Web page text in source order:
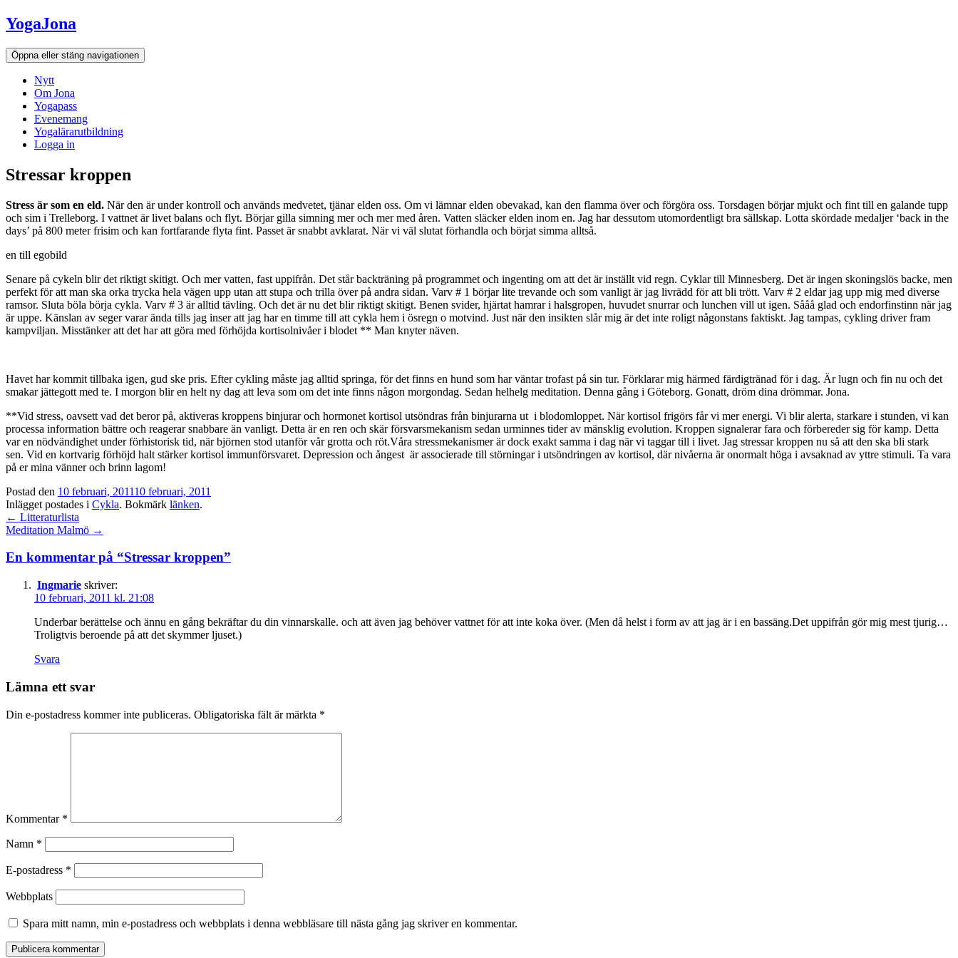
Hoppa
till
innehållet
YogaJona
Öppna eller stäng navigationen
Nytt
Om Jona
Yogapass
Evenemang
Yogalärarutbildning
Logga in
Stressar kroppen
Stress är som en eld. När den är under kontroll och används medvetet, tjänar elden oss. Om vi lämnar elden obevakad, kan den flamma över och förgöra oss. Torsdagen börjar mjukt och fint till en galande tupp
och sim i Trelleborg. I vattnet är livet balans och flyt. Börjar gilla simning mer och mer med åren. Vatten släcker elden inom en. Jag har dessutom utomordentligt bra sällskap. Lotta skördade medaljer ‘back in the
days’ på 800 meter frisim och kan fortfarande flyta fint. Passet är snabbt avklarat. När vi väl slutat förhandla och börjat simma alltså.
en till egobild
Senare på cykeln blir det riktigt skitigt. Och mer vatten, fast uppifrån. Det står backträning på programmet och ingenting om att det är inställt vid regn. Cyklar till Minnesberg. Det är ingen skoningslös backe, men
perfekt för att man ska orka trycka hela vägen upp utan att stupa och trilla över på andra sidan. Varv # 1 börjar lite trevande och som vanligt är jag livrädd för att bli trött. Varv # 2 eldar jag upp mig med diverse
ramsor. Sluta böla börja cykla. Varv # 3 är alltid tävling. Och det är nu det blir riktigt skitigt. Benen svider, hjärtat hamrar i halsgropen, huvudet snurrar och lunchen vill ut igen. Sååå glad och endorfinstinn när jag
är uppe. Känslan av seger varar ända tills jag inser att jag har en timme till att cykla hem i ösregn o motvind. Just när den insikten slår mig är det inte roligt någonstans faktiskt. Jag tampas, cykling driver fram
kampviljan. Misstänker att det har att göra med förhöjda kortisolnivåer i blodet ** Man knyter näven.
Havet har kommit tillbaka igen, gud ske pris. Efter cykling måste jag alltid springa, för det finns en hund som har väntar trofast på sin tur. Förklarar mig härmed färdigtränad för i dag. Är lugn och fin nu och det
smakar jättegott med te. I morgon blir en helt ny dag att leva som om det inte finns någon morgondag. Sedan helhelg meditation. Denna gång i Göteborg. Gonatt, dröm dina drömmar. Jona.
**Vid stress, oavsett vad det beror på, aktiveras kroppens binjurar och hormonet kortisol utsöndras från binjurarna ut i blodomloppet. När kortisol frigörs får vi mer energi. Vi blir alerta, starkare i stunden, vi kan
processa information bättre och reagerar snabbare än vanligt. Detta är en ren och skär försvarsmekanism sedan urminnes tider av mänsklig evolution. Kroppen signalerar fara och förbereder sig för kamp. Detta
var en nödvändighet under förhistorisk tid, när björnen stod utanför vår grotta och röt.Våra stressmekanismer är dock exakt samma i dag när vi taggar till i livet. Jag stressar kroppen nu så att den ska bli stark
sen. Vid en kortvarig förhöjd halt stärker kortisol immunförsvaret. Depression och ångest är associerade till störningar i utsöndringen av kortisol, där nivåerna är onormalt höga i avsaknad av yttre stimuli. Ta vara
på er mina vänner och brinn lagom!
Postad den 10 februari, 201110 februari, 2011
Inlägget postades i Cykla. Bokmärk länken.
Inläggsnavigation
← Litteraturlista
Meditation Malmö →
En kommentar på “Stressar kroppen”
Ingmarie skriver:
10 februari, 2011 kl. 21:08
Underbar berättelse och ännu en gång bekräftar du din vinnarskalle. och att även jag behöver vattnet för att inte koka över. (Men då helst i form av att jag är i en bassäng.Det uppifrån gör mig mest tjurig…
Troligtvis beroende på att det skymmer ljuset.)
Svara
Lämna ett svar
Din e-postadress kommer inte publiceras. Obligatoriska fält är märkta *
Kommentar *
Namn *
E-postadress *
Webbplats
Spara mitt namn, min e-postadress och webbplats i denna webbläsare till nästa gång jag skriver en kommentar.
Nödvändiga
Dessa kakor
välja bort. De
hemsidan
över huvud
taget ska
fungera.
För att vi ska
kunna
hemsidans
funktionalitet
och
uppbyggnad,
baserat på
används.
För att vår
prestera så
bra som
möjligt
under ditt
besök. Om
här kakorna
funktionalitet
hemsidan.
beteende när du
chansen att få se
anpassat innehåll